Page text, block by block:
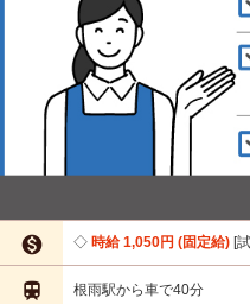
 時給 1,050円 (固定給)
 根雨駅から車で40分